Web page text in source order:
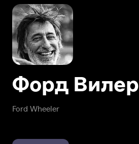
Ford Wheeler
Форд Вилер